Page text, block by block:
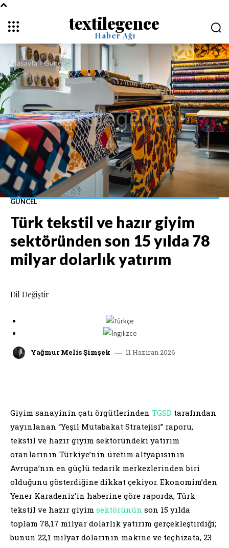
textilegence
Haber Ağı
Anasayfa Güncel
GÜNCEL
Türk tekstil ve hazır giyim
sektöründen son 15 yılda 78
milyar dolarlık yatırım
Dil Değiştir
Yağmur Melis Şimşek 11 Haziran 2026
Giyim sanayinin çatı örgütlerinden TGSD tarafından
yayınlanan “Yeşil Mutabakat Stratejisi” raporu,
tekstil ve hazır giyim sektöründeki yatırım
oranlarının Türkiye’nin üretim altyapısının
Avrupa’nın en güçlü tedarik merkezlerinden biri
olduğunu gösterdiğine dikkat çekiyor. Ekonomim’den
Yener Karadeniz’in haberine göre raporda, Türk
tekstil ve hazır giyim sektörünün son 15 yılda
toplam 78,17 milyar dolarlık yatırım gerçekleştirdiği;
bunun 22,1 milyar dolarının makine ve teçhizata, 23